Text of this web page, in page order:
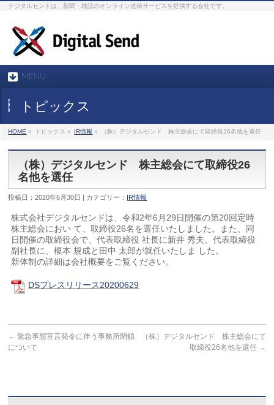
デジタルセンドは、新聞・雑誌のオンライン送稿サービスを提供する会社です。
MENU
トピックス
HOME » トピックス » IR情報 » （株）デジタルセンド 株主総会にて取締役26名他を選任
（株）デジタルセンド 株主総会にて取締役26
名他を選任
投稿日：2020年6月30日 | カテゴリー： IR情報
株式会社デジタルセンドは、令和2年6月29日開催の第20回定時
株主総会におい て、取締役26名を選任いたしました。また、同
日開催の取締役会で、代表取締役 社長に新井 秀夫、代表取締役
副社長に、榎本 規成と田中 太郎が就任いたしま した。
新体制の詳細は会社概要をご覧ください。
DSプレスリリース20200629
← 緊急事態宣言発令に伴う事務所閉鎖
について
（株）デジタルセンド 株主総会にて
取締役26名他を選任 →